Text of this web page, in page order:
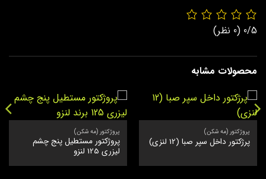
0/5 (0 نظر)
محصولات مشابه
پروژکتور (مه شکن)
پرژکتور داخل سپر صبا (12 لنزی)
پروژکتور (مه شکن)
پروژکتور مستطیل پنج چشم
لیزری 125 لنزو